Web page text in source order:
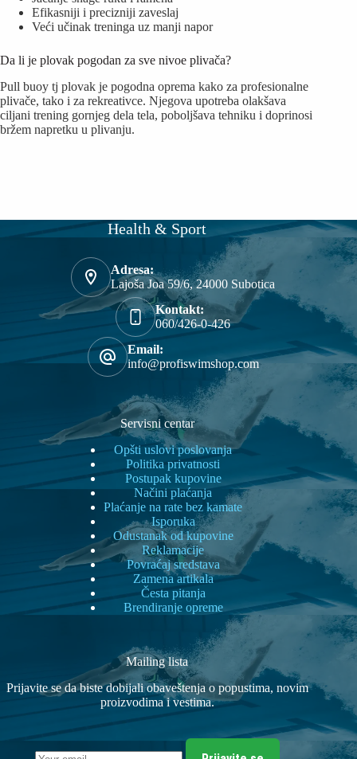
Efikasniji i precizniji zaveslaj
Veći učinak treninga uz manji napor
Da li je plovak pogodan za sve nivoe plivača?
Pull buoy tj plovak je pogodna oprema kako za profesionalne
plivače, tako i za rekreativce. Njegova upotreba olakšava
ciljani trening gornjeg dela tela, poboljšava tehniku i doprinosi
bržem napretku u plivanju.
Health & Sport
Adresa:
Lajoša Joa 59/6, 24000 Subotica
Kontakt:
060/426-0-426
Email:
info@profiswimshop.com
Servisni centar
Opšti uslovi poslovanja
Politika privatnosti
Postupak kupovine
Načini plaćanja
Plaćanje na rate bez kamate
Isporuka
Odustanak od kupovine
Reklamacije
Povraćaj sredstava
Zamena artikala
Česta pitanja
Brendiranje opreme
Mailing lista
Prijavite se da biste dobijali obaveštenja o popustima, novim
proizvodima i vestima.